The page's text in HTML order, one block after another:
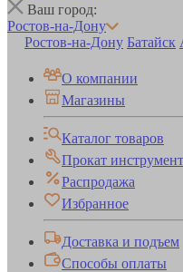
Ваш город:
Ростов-на-Дону
Ростов-на-Дону Батайск
О компании
Магазины
Каталог товаров
Прокат
Распродажа
Избранное
Доставка и подъем
Способы оплаты